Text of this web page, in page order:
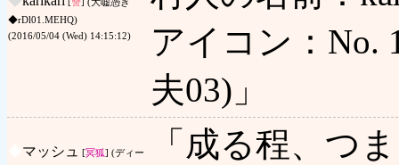
[讐] (大嘘憑き
◆rDl01.MEHQ)
(2016/05/04 (Wed) 14:15:12)
アイコン：No.
夫03)」
マッシュ [冥狐] (ディー
「成る程、つ